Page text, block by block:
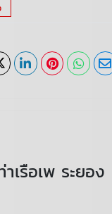
าเรือเพ ระยอง